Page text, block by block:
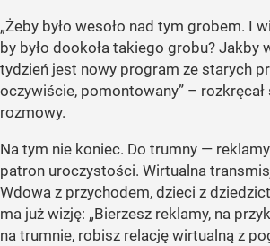
„Żeby było wesoło nad tym grobem. I
by było dookoła takiego grobu? Jakby
tydzień jest nowy program ze starych
oczywiście, pomontowany” –
rozmowy.
Na tym nie koniec. Do trumny —
patron uroczystości. Wirtualna
Wdowa z przychodem, dzieci z
ma już wizję: „Bierzesz reklamy, na
na trumnie, robisz relację wirtualną z